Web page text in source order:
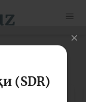
Рус
(SDR)